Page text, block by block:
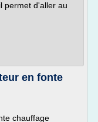
permet d'aller au
en fonte
chauffage